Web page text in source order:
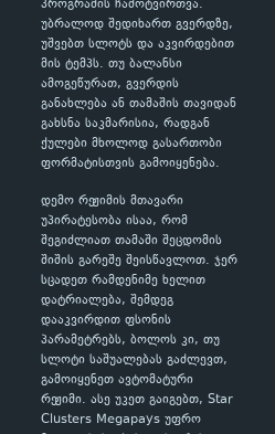
პროგრამის ჩამოტვირთვა.
უბრალოდ შედიხართ გვერდზე,
უშვებთ სლოტს და აკვირდებით
მის ტემპს. თუ ბალანსი
ამოგეწურათ, გვერდის
განახლება ან თამაშის თავიდან
გახსნა საკმარისია, რადგან
ქულები მხოლოდ გასართობი
ფორმატისთვის გამოიყენება.
დემო რეჟიმის მთავარი
უპირატესობა ისაა, რომ
შეგიძლიათ თამაში შეცდომის
შიშის გარეშე შეისწავლოთ. ჯერ
სცადეთ რამდენიმე ხელით
დატრიალება, შემდეგ
დააკვირდით ფსონის
პარამეტრებს, ბოლოს კი, თუ
სლოტი საშუალებას გაძლევთ,
გამოიყენეთ ავტომატური
რეჟიმი. ასე უკეთ გაიგებთ, Star
Clusters Megapays უფრო